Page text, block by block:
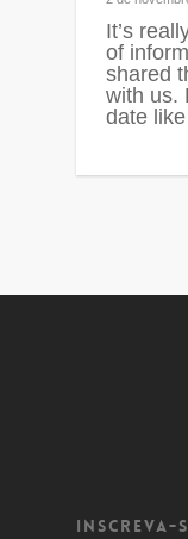
It’s
of
shared
with us.
date
Inscreva-